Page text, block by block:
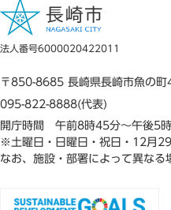
法人番号6000020422011
〒850-8685 長崎県長崎市魚の町
095-822-8888(代表)
開庁時間 午前8時45分～午後5
※土曜日・日曜日・祝日・12月
なお、施設・部署によって異なる